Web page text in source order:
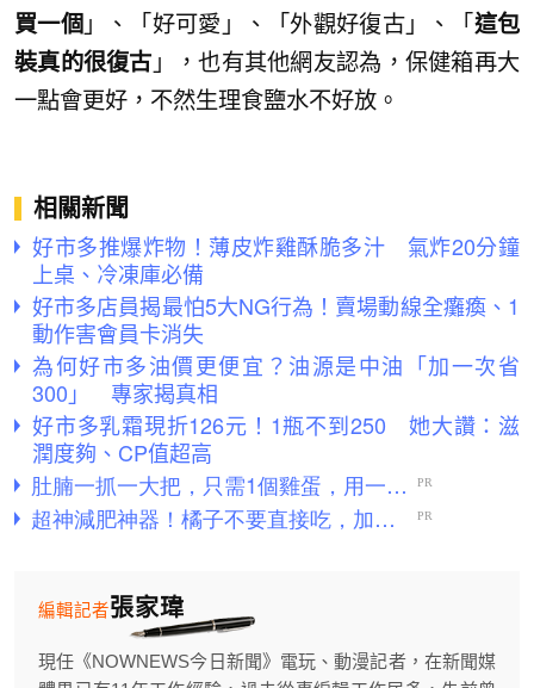
買一個 」、「好可愛」、「外觀好復古」、「 這包
裝真的很復古 」，也有其他網友認為，保健箱再大
一點會更好，不然生理食鹽水不好放。
相關新聞
好市多推爆炸物！薄皮炸雞酥脆多汁 氣炸20分鐘
上桌、冷凍庫必備
好市多店員揭最怕5大NG行為！賣場動線全癱瘓、1
動作害會員卡消失
為何好市多油價更便宜？油源是中油「加一次省
300」 專家揭真相
好市多乳霜現折126元！1瓶不到250 她大讚：滋
潤度夠、CP值超高
張家瑋
編輯記者
現任《NOWNEWS今日新聞》電玩、動漫記者，在新聞媒